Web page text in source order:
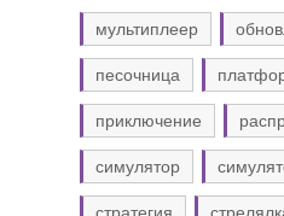
мультиплеер
песочница
приключение
симулятор